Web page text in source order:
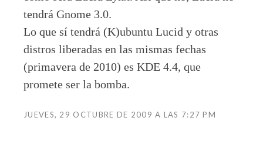
tendrá Gnome 3.0.
Lo que sí tendrá (K)ubuntu Lucid y otras
distros liberadas en las mismas fechas
(primavera de 2010) es KDE 4.4, que
promete ser la bomba.
JUEVES, 29 OCTUBRE DE 2009 A LAS 7:27 PM